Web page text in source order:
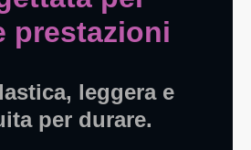
prestazioni
leggera e
per durare.